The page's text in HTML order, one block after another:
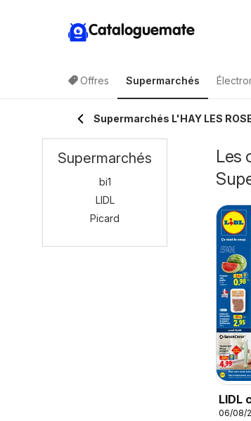
Cataloguemate
Offres Supermarchés
Supermarchés L'HAY LES
Les
LIDL
06/08/
Supermarchés
bi1
LIDL
Picard